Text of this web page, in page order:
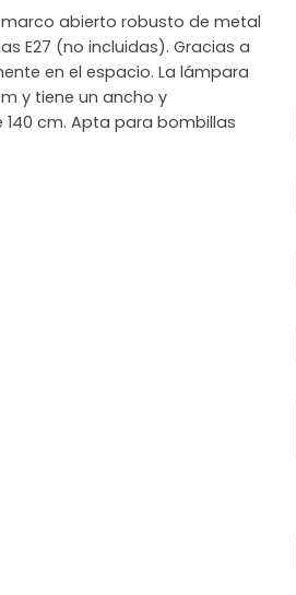
abierto robusto de metal
E27 (no incluidas). Gracias a
en el espacio. La lámpara
y tiene un ancho y
cm. Apta para bombillas